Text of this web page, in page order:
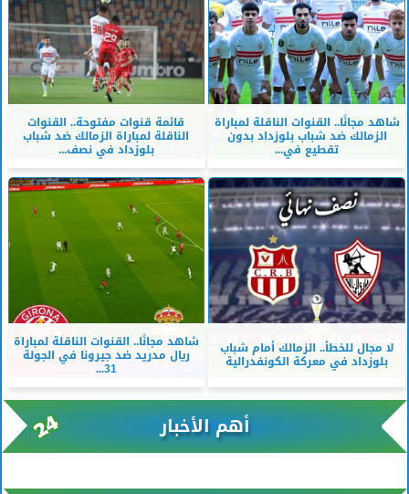
شاهد مجانًا.. القنوات الناقلة لمباراة
الزمالك ضد شباب بلوزداد بدون
تقطيع في...
قائمة قنوات مفتوحة.. القنوات
الناقلة لمباراة الزمالك ضد شباب
بلوزداد في نصف...
لا مجال للخطأ.. الزمالك أمام شباب
بلوزداد في معركة الكونفدرالية
شاهد مجانًا.. القنوات الناقلة لمباراة
ريال مدريد ضد جيرونا في الجولة
31...
أهم الأخبار